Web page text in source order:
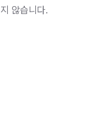
않습니다.